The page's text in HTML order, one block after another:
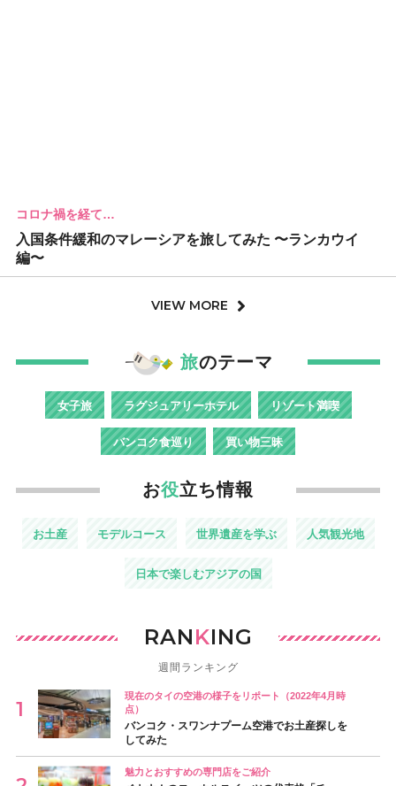
コロナ禍を経て…
入国条件緩和のマレーシアを旅してみた 〜ランカウイ
編〜
VIEW MORE
旅のテーマ
女子旅 ラグジュアリーホテル リゾート満喫
バンコク食巡り 買い物三昧
お役立ち情報
お土産 モデルコース 世界遺産を学ぶ 人気観光地
日本で楽しむアジアの国
RANKING
週間ランキング
現在のタイの空港の様子をリポート（2022年4月時
点）
バンコク・スワンナプーム空港でお土産探しを
してみた
魅力とおすすめの専門店をご紹介